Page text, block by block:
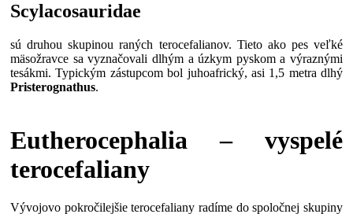
Scylacosauridae
sú druhou skupinou raných terocefalianov. Tieto ako pes veľké
mäsožravce sa vyznačovali dlhým a úzkym pyskom a výraznými
tesákmi. Typickým zástupcom bol juhoafrický, asi 1,5 metra dlhý
Pristerognathus.
Eutherocephalia – vyspelé
terocefaliany
Vývojovo pokročilejšie terocefaliany radíme do spoločnej skupiny